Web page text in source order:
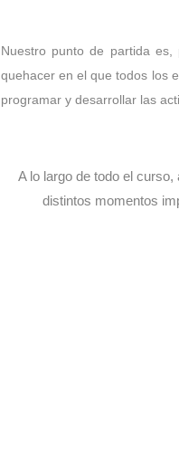
Nuestro punto de partida
quehacer en el que todos los
programar y desarrollar las
A lo largo de todo el
distintos momentos